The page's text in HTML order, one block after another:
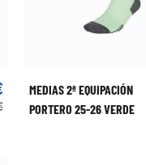
MEDIAS 2ª EQUIPACIÓN
PORTERO 25-26 VERDE